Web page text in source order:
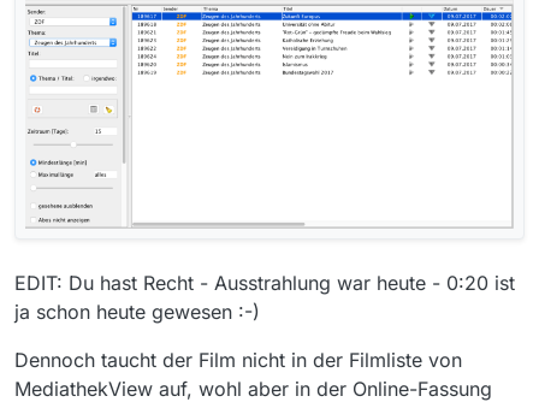
EDIT: Du hast Recht - Ausstrahlung war heute - 0:20 ist
ja schon heute gewesen :-)
Dennoch taucht der Film nicht in der Filmliste von
MediathekView auf, wohl aber in der Online-Fassung